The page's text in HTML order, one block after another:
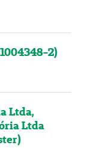
2)
Ltda,
Ltda